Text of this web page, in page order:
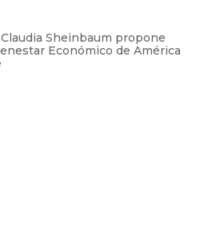
Claudia Sheinbaum propone
Económico de América